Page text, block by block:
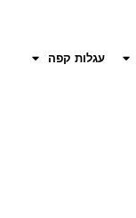
עגלות קפה